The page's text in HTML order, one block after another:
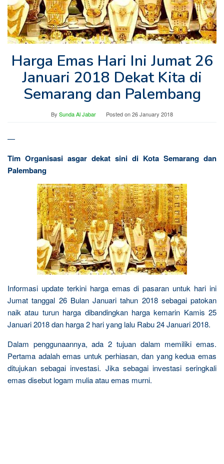
Harga Emas Hari Ini Jumat 26
Januari 2018 Dekat Kita di
Semarang dan Palembang
By Sunda Al Jabar Posted on26 January 2018
—
Tim Organisasi asgar dekat sini di Kota Semarang dan
Palembang
Informasi update terkini harga emas di pasaran untuk hari ini
Jumat tanggal 26 Bulan Januari tahun 2018 sebagai patokan
naik atau turun harga dibandingkan harga kemarin Kamis 25
Januari 2018 dan harga 2 hari yang lalu Rabu 24 Januari 2018.
Dalam penggunaannya, ada 2 tujuan dalam memiliki emas.
Pertama adalah emas untuk perhiasan, dan yang kedua emas
ditujukan sebagai investasi. Jika sebagai investasi seringkali
emas disebut logam mulia atau emas murni.